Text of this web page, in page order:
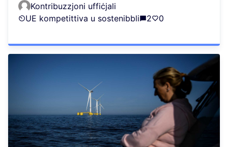
Kontribuzzjoni uffiċjali
UE kompetittiva u sostenibbli
2 0